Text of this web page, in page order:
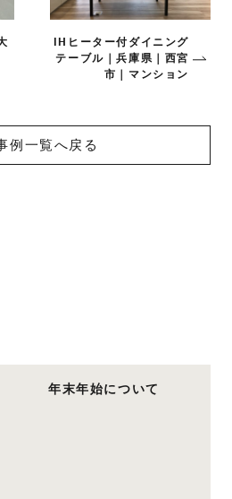
IHヒーター付ダイニング
テーブル｜兵庫県｜西宮
市｜マンション
例一覧へ戻る
年末年始について